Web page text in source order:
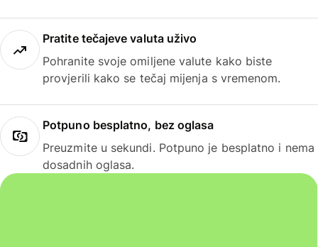
Pratite tečajeve valuta uživo
Pohranite svoje omiljene valute kako biste
provjerili kako se tečaj mijenja s vremenom.
Potpuno besplatno, bez oglasa
Preuzmite u sekundi. Potpuno je besplatno i nema
dosadnih oglasa.